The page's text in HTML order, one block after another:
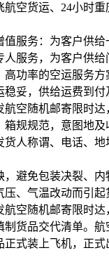
航空货运、24小时
服务：为客户供给
人服务，为客户供给
高功率的空运服务方
妥，供给运费到付
航空随机邮寄限时
规规范，意图地及
人称谓、电话、地
，避免包装决裂、
压、气温改动而引起
航空随机邮寄限时达
制货品交代清单。
式装上飞机，正式